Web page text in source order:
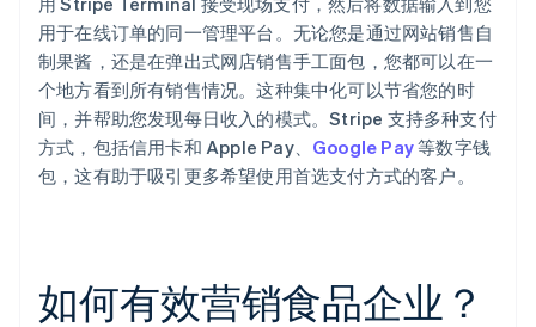
用于在线订单的同一管理平台。无论您是通过网站销售自
制果酱，还是在弹出式网店销售手工面包，您都可以在一
个地方看到所有销售情况。这种集中化可以节省您的时
间，并帮助您发现每日收入的模式。Stripe 支持多种支付
方式，包括信用卡和 Apple Pay、 Google Pay等数字钱
包，这有助于吸引更多希望使用首选支付方式的客户。
如何有效营销食品企业？